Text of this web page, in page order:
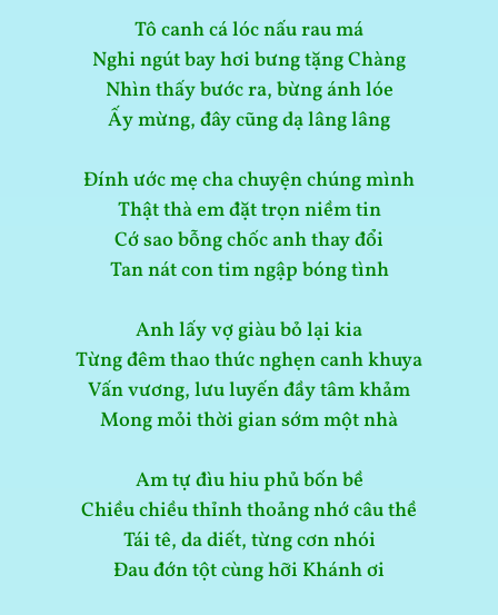
Tô canh cá lóc nấu rau má
Nghi ngút bay hơi bưng tặng Chàng
Nhìn thấy bước ra, bừng ánh lóe
Ấy mừng, đây cũng dạ lâng lâng
Đính ước mẹ cha chuyện chúng mình
Thật thà em đặt trọn niềm tin
Cớ sao bỗng chốc anh thay đổi
Tan nát con tim ngập bóng tình
Anh lấy vợ giàu bỏ lại kia
Từng đêm thao thức nghẹn canh khuya
Vấn vương, lưu luyến đầy tâm khảm
Mong mỏi thời gian sớm một nhà
Am tự đìu hiu phủ bốn bề
Chiều chiều thỉnh thoảng nhớ câu thề
Tái tê, da diết, từng cơn nhói
Đau đớn tột cùng hỡi Khánh ơi